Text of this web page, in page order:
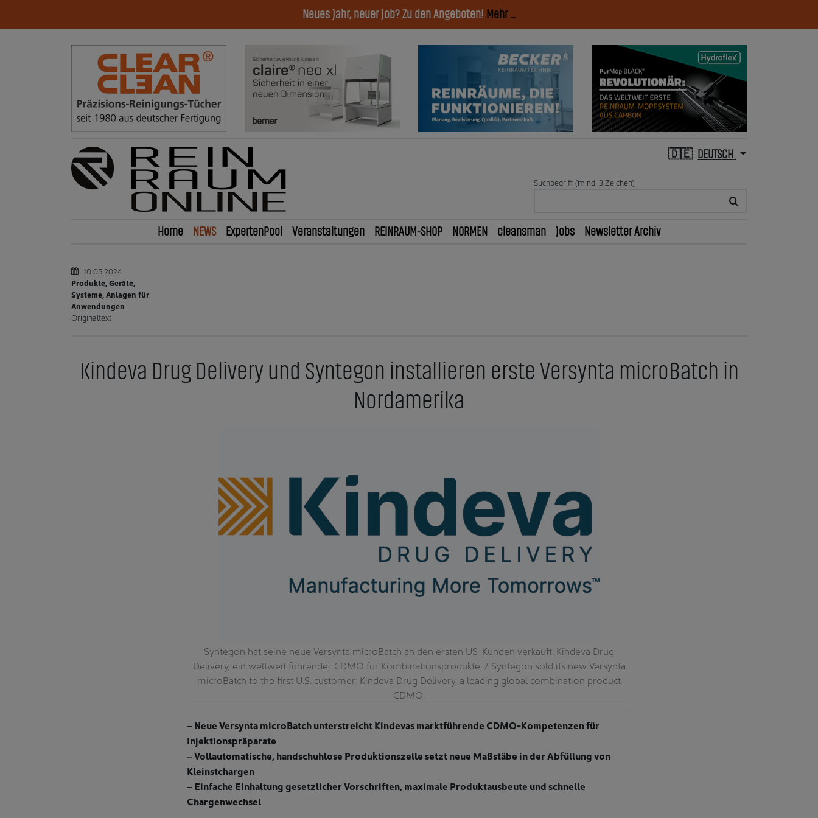
Neues Jahr, neuer Job? Zu den Angeboten! Mehr ...
DEUTSCH
Suchbegriff (mind. 3 Zeichen)
Home NEWS ExpertenPool Veranstaltungen REINRAUM-SHOP NORMEN cleansman Jobs Newsletter Archiv
10.05.2024
Produkte, Geräte,
Systeme, Anlagen für
Anwendungen
Originaltext
Kindeva Drug Delivery und Syntegon installieren erste Versynta microBatch in
Nordamerika
Syntegon hat seine neue Versynta microBatch an den ersten US-Kunden verkauft: Kindeva Drug
Delivery, ein weltweit führender CDMO für Kombinationsprodukte. / Syntegon sold its new Versynta
microBatch to the first U.S. customer: Kindeva Drug Delivery, a leading global combination product
CDMO.
– Neue Versynta microBatch unterstreicht Kindevas marktführende CDMO-Kompetenzen für
Injektionspräparate
– Vollautomatische, handschuhlose Produktionszelle setzt neue Maßstäbe in der Abfüllung von
Kleinstchargen
– Einfache Einhaltung gesetzlicher Vorschriften, maximale Produktausbeute und schnelle
Chargenwechsel